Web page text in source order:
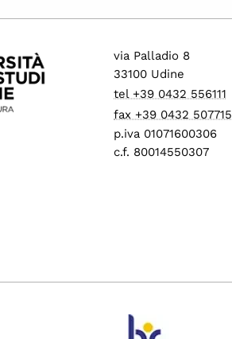
via Palladio 8
33100 Udine
tel +39 0432 556111
fax +39 0432 507715
p.iva 01071600306
c.f. 80014550307